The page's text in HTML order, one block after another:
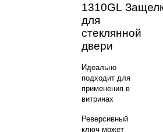
1310GL
для
стеклянной
двери
Идеально
подходит для
применения в
витринах
Реверсивный
ключ может